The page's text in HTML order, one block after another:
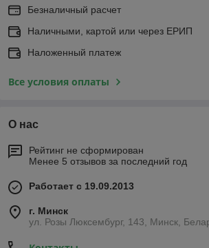
Безналичный расчет
Наличными, картой или через ЕРИП
Наложенный платеж
Все условия оплаты
О нас
Рейтинг не сформирован
Менее 5 отзывов за последний год
Работает с 19.09.2013
г. Минск
ул. Розы Люксембург, 143, Минск,